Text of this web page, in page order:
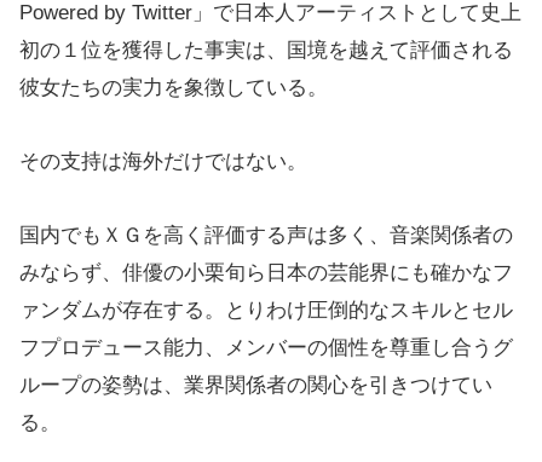
Powered by Twitter」で日本人アーティストとして史上
初の１位を獲得した事実は、国境を越えて評価される
彼女たちの実力を象徴している。
その支持は海外だけではない。
国内でもＸＧを高く評価する声は多く、音楽関係者の
みならず、俳優の小栗旬ら日本の芸能界にも確かなフ
ァンダムが存在する。とりわけ圧倒的なスキルとセル
フプロデュース能力、メンバーの個性を尊重し合うグ
ループの姿勢は、業界関係者の関心を引きつけてい
る。